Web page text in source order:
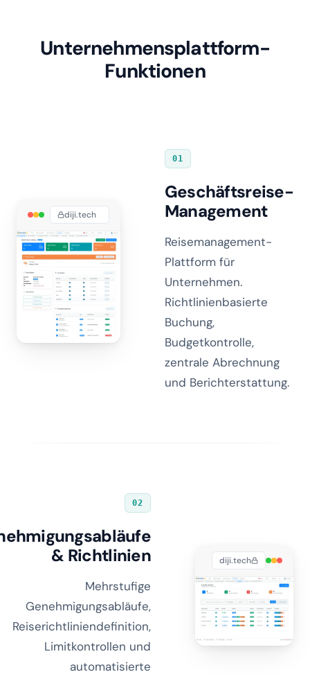
Unternehmensplattform-
Funktionen
diji.tech
01
Geschäftsreise-
Management
Reisemanagement-
Plattform für
Unternehmen.
Richtlinienbasierte
Buchung,
Budgetkontrolle,
zentrale Abrechnung
und Berichterstattung.
diji.tech
02
& Richtlinien
Mehrstufige
Genehmigungsabläufe,
Reiserichtliniendefinition,
Limitkontrollen und
automatisierte